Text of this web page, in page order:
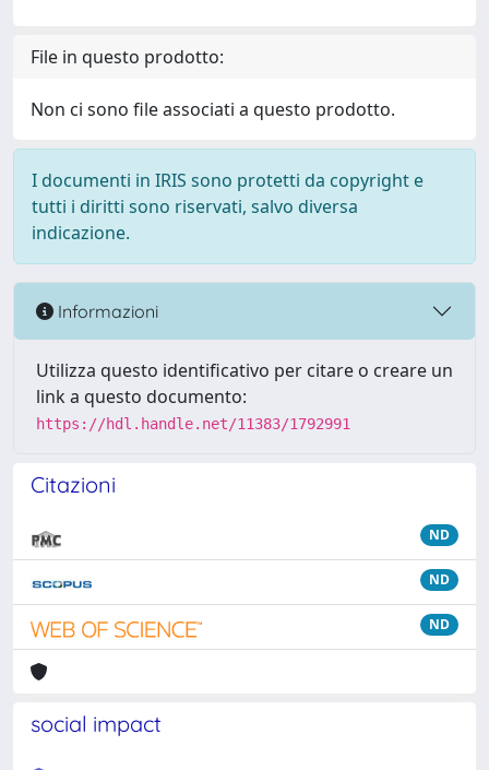
File in questo prodotto:
Non ci sono file associati a questo prodotto.
I documenti in IRIS sono protetti da copyright e
tutti i diritti sono riservati, salvo diversa
indicazione.
Informazioni
Utilizza questo identificativo per citare o creare un
link a questo documento:
https://hdl.handle.net/11383/1792991
Citazioni
ND
ND
ND
social impact